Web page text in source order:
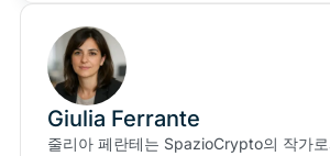
Giulia Ferrante
줄리아 페란테는 SpazioCrypto의 작가